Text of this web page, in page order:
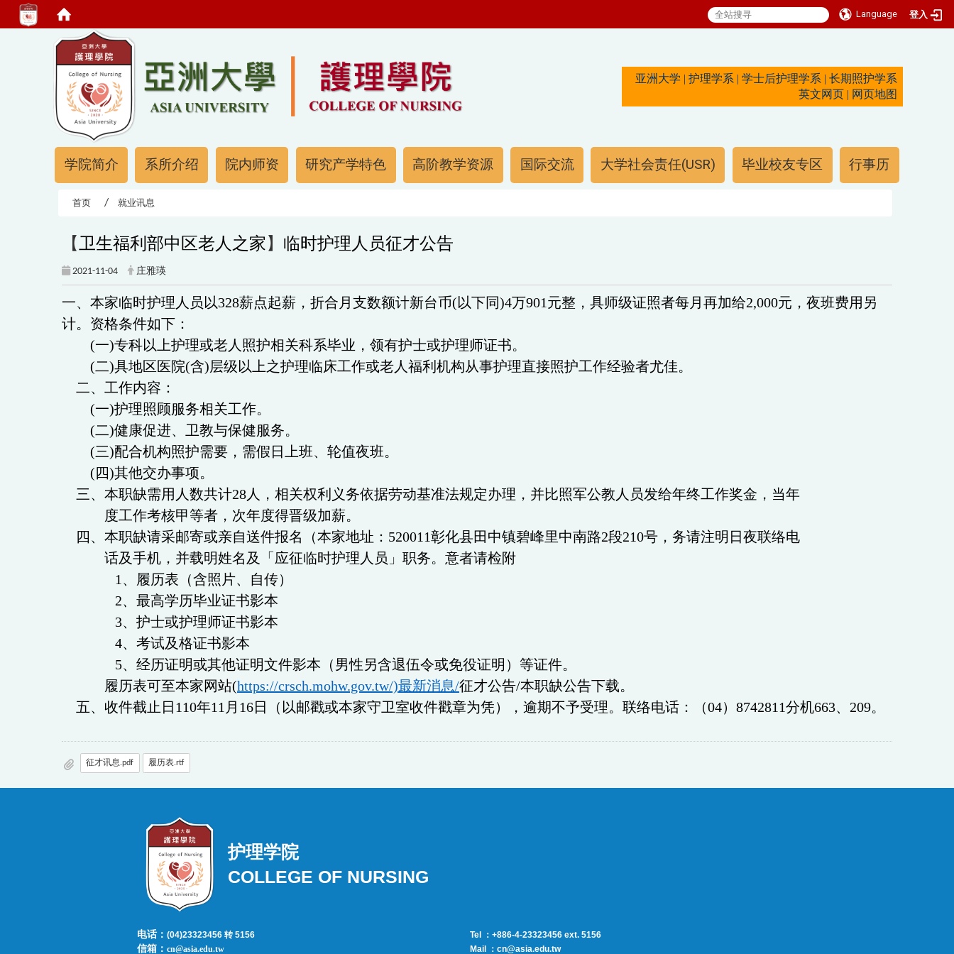
Language
登入
亚洲大学 | 护理学系 | 学士后护理学系 | 长期照护学系
英文网页 | 网页地图
学院简介 系所介绍 院内师资 研究产学特色 高阶教学资源 国际交流 大学社会责任(USR) 毕业校友专区 行事历
首页 就业讯息
【 卫生福利部中区老人之家 】 临时护理人员征才公告
2021-11-04 庄雅瑛
一、本家临时护理人员以328薪点起薪，折合月支数额计新台币(以下同)4万901元整，具师级证照者每月再加给2,000元，夜班费用另
计。资格条件如下：
(一)专科以上护理或老人照护相关科系毕业，领有护士或护理师证书。
(二)具地区医院(含)层级以上之护理临床工作或老人福利机构从事护理直接照护工作经验者尤佳。
二、工作内容：
(一)护理照顾服务相关工作。
(二)健康促进、卫教与保健服务。
(三)配合机构照护需要，需假日上班、轮值夜班。
(四)其他交办事项。
三、本职缺需用人数共计28人 ，相关权利义务依据劳动基准法规定办理，并比照军公教人员发给年终工作奖金，当年
度工作考核甲等者，次年度得晋级加薪。
四、本职缺请采邮寄或亲自送件报名（本家地址： 520011彰化县田中镇碧峰里中南路2段210号，务请注明日夜联络电
话及手机，并载明姓名及「应征临时护理人员」职务。意者请检附
1、 履历表（含照片、自传）
2、 最高学历毕业证书影本
3、 护士或护理师证书影本
4、 考试及格证书影本
5、 经历证明或其他证明文件影本（男性另含退伍令或免役证明）等证件。
履历表可至本家网站(https://crsch.mohw.gov.tw/)最新消息/征才公告/本职缺公告下载。
五、收件截止日110年11月16日
（以邮戳或本家守卫室收件戳章为凭），逾期不予受理。联络电话：（04） 8742811分机663、 209。
征才讯息.pdf 履历表.rtf
护理学院
COLLEGE OF NURSING
电话： (04)23323456 转 5156
信箱： cn@asia.edu.tw
Tel ：+886-4-23323456 ext. 5156
Mail ：cn@asia.edu.tw